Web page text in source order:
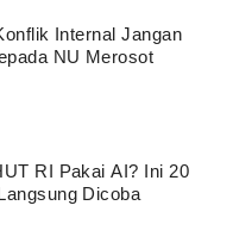
Internal Jangan
NU Merosot
RI Pakai AI? Ini 20
Dicoba